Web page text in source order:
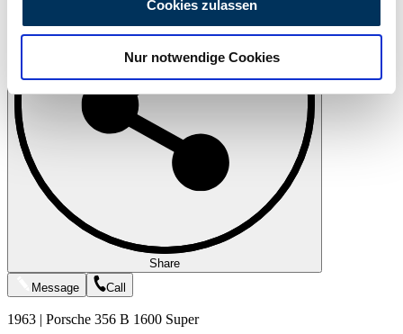
analysieren. Außerdem geben wir Informationen zu Ihrer
Verwendung unserer Website an unsere Partner für
soziale Medien, Werbung und Analysen weiter. Unsere
Partner führen diese Informationen möglicherweise mit
weiteren Daten zusammen, die Sie ihnen bereitgestellt
haben oder die sie im Rahmen Ihrer Nutzung der Dienste
gesammelt haben.
Datenschutzerklärung
Cookies zulassen
Nur notwendige Cookies
Share
Message
Call
1963 | Porsche 356 B 1600 Super